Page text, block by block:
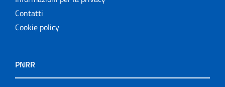
Contatti
Cookie policy
PNRR